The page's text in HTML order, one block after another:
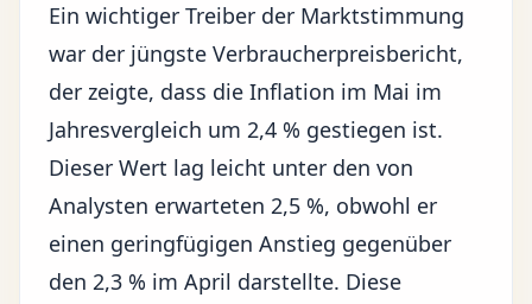
Ein wichtiger Treiber der Marktstimmung
war der jüngste Verbraucherpreisbericht,
der zeigte, dass die Inflation im Mai im
Jahresvergleich um 2,4 % gestiegen ist.
Dieser Wert lag leicht unter den von
Analysten erwarteten 2,5 %, obwohl er
einen geringfügigen Anstieg gegenüber
den 2,3 % im April darstellte. Diese